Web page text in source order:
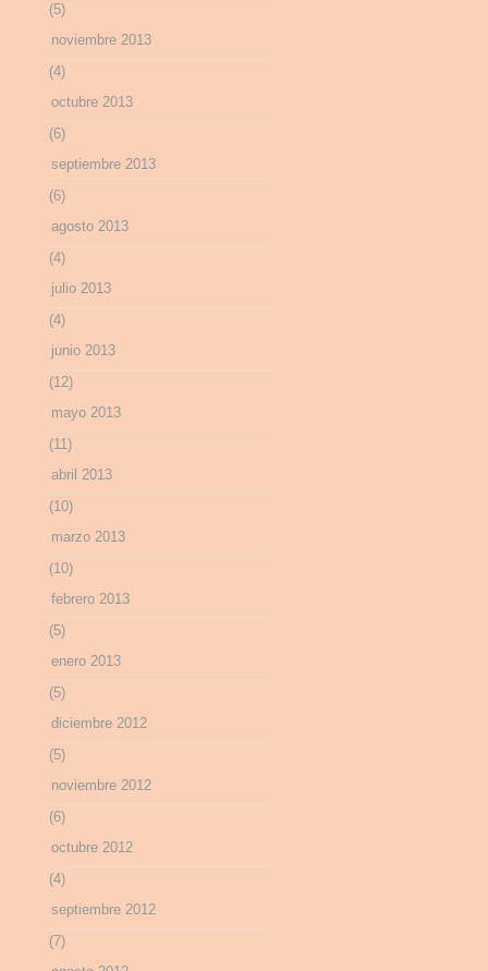
(5)
noviembre 2013
(4)
octubre 2013
(6)
septiembre 2013
(6)
agosto 2013
(4)
julio 2013
(4)
junio 2013
(12)
mayo 2013
(11)
abril 2013
(10)
marzo 2013
(10)
febrero 2013
(5)
enero 2013
(5)
diciembre 2012
(5)
noviembre 2012
(6)
octubre 2012
(4)
septiembre 2012
(7)